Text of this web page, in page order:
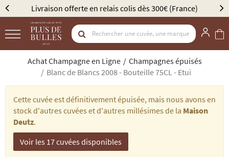
offerte en relais colis dès 300€ (France) Élu
Achat Champagne en Ligne
Champagnes épuisés
Blanc de Blancs 2008 - Bouteille 75CL - Etui
Cette cuvée est définitivement épuisée, mais nous avons en
stock d'autres cuvées et d'autres millésimes de la Maison
Deutz.
Voir les 17 cuvées disponibles